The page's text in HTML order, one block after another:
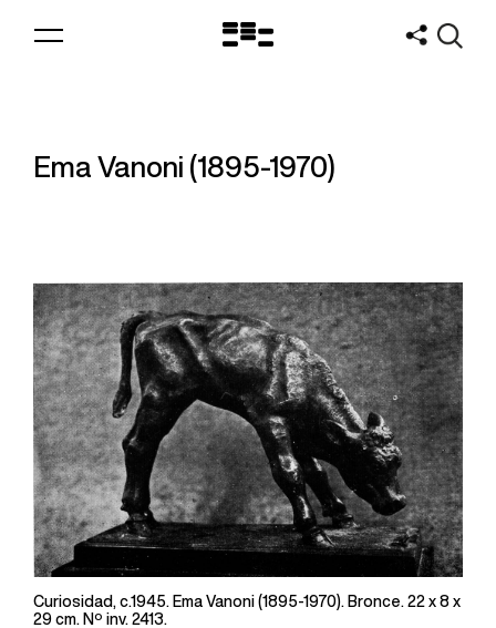
Logo
Ema Vanoni (1895-1970)
Curiosidad, c.1945. Ema Vanoni (1895-1970). Bronce. 22 x 8 x
29 cm. Nº inv. 2413.